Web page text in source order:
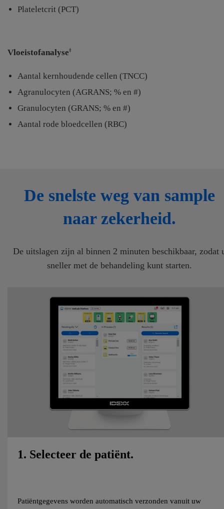
Plateletcrit (PCT)
Vloeistofanalyse‡
Aantal kernhoudende cellen (TNCC)
Agranulocyten (AGRANS; % en #)
Granulocyten (GRANS; % en #)
Aantal rode bloedcellen (RBC)
De snelste weg van sample
naar zekerheid.
De uitslagen zijn al binnen 2 minuten beschikbaar, zodat
sneller met de behandeling kunt starten.
1. Selecteer de patiënt.
Patiëntgegevens worden automatisch verzonden vanuit uw